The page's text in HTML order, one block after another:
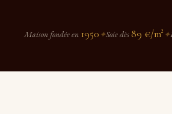
Maison fondée en 1950 ✦Soie dès 89 €/m² ✦